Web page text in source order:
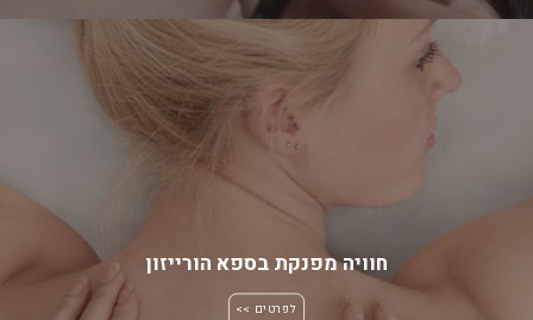
חוויה מפנקת בספא הורייזון
לפרטים >>